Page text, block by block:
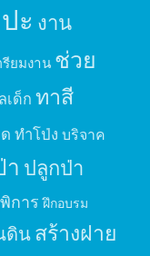
ะ งาน
รียมงาน ช่วย
เด็ก ทาสี
ทำโป่ง บริจาค
ปลูกป่า
การ ฝึกอบรม
ดินสร้างฝาย